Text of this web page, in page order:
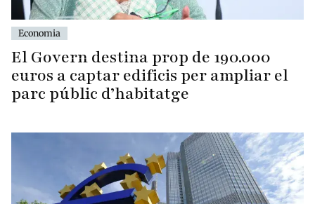
Economia
El Govern destina prop de 190.000
euros a captar edificis per ampliar el
parc públic d’habitatge